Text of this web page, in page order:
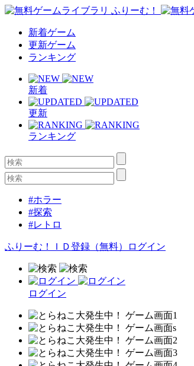
新着ゲーム
更新ゲーム
ランキング
新着
更新
ランキング
#ホラー
#探索
#レトロ
ふりーむ！ＩＤ登録（無料） ログイン
ログイン